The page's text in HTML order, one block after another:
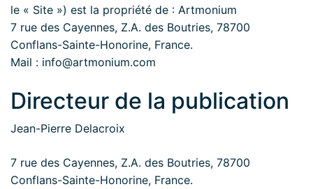
le « Site ») est la propriété de : Artmonium
7 rue des Cayennes, Z.A. des Boutries, 78700
Conflans-Sainte-Honorine, France.
Mail : info@artmonium.com
Directeur de la publication
Jean-Pierre Delacroix
7 rue des Cayennes, Z.A. des Boutries, 78700
Conflans-Sainte-Honorine, France.